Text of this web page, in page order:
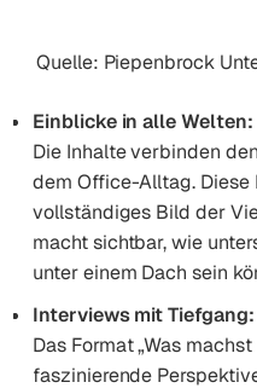
Quelle: Piepenbrock
Einblicke in alle Welten:
Die Inhalte verbinden
dem Office-Alltag.
vollständiges Bild der
macht sichtbar, wie
unter einem Dach sein
Interviews mit Tiefgang:
Das Format „Was
faszinierende